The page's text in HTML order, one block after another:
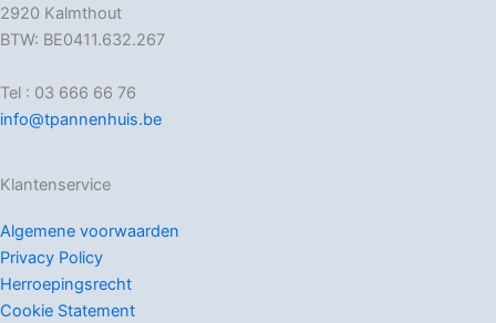
2920 Kalmthout
BTW: BE0411.632.267
Tel : 03 666 66 76
info@tpannenhuis.be
Klantenservice
Algemene voorwaarden
Privacy Policy
Herroepingsrecht
Cookie Statement